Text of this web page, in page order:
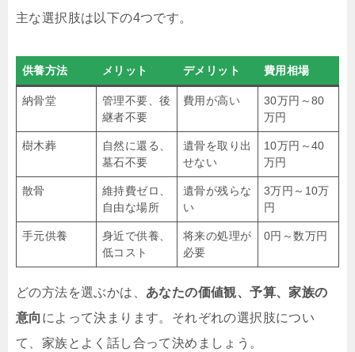
主な選択肢は以下の4つです。
供養方法 メリット デメリット 費用相場
納骨堂
管理不要、後
継者不要
費用が高い
30万円～80
万円
樹木葬
自然に還る、
墓石不要
遺骨を取り出
せない
10万円～40
万円
散骨
維持費ゼロ、
自由な場所
遺骨が残らな
い
3万円～10万
円
手元供養
身近で供養、
低コスト
将来の処理が
必要
0円～数万円
どの方法を選ぶかは、 あなたの価値観、予算、家族の
意向 によって決まります。それぞれの選択肢につい
て、家族とよく話し合って決めましょう。